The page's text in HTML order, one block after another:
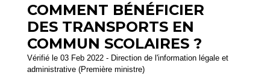
COMMENT BÉNÉFICIER
DES TRANSPORTS EN
COMMUN SCOLAIRES ?
Vérifié le 03 Feb 2022 - Direction de l'information légale et
administrative (Première ministre)